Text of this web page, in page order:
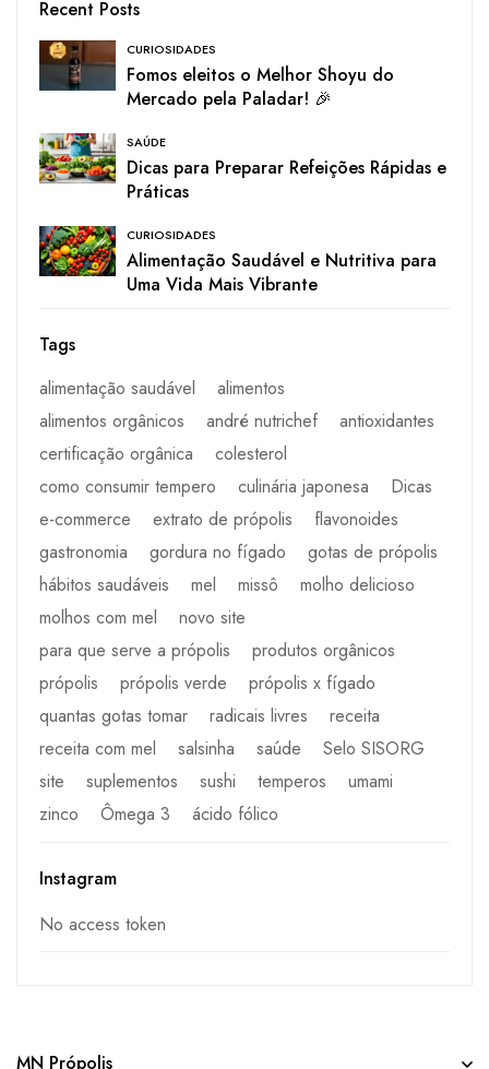
Recent Posts
CURIOSIDADES
Fomos eleitos o Melhor Shoyu do
Mercado pela Paladar! 🎉
SAÚDE
Dicas para Preparar Refeições Rápidas e
Práticas
CURIOSIDADES
Alimentação Saudável e Nutritiva para
Uma Vida Mais Vibrante
Tags
alimentação saudável
alimentos
alimentos orgânicos
andré nutrichef
antioxidantes
certificação orgânica
colesterol
como consumir tempero
culinária japonesa
Dicas
e-commerce
extrato de própolis
flavonoides
gastronomia
gordura no fígado
gotas de própolis
hábitos saudáveis
mel missô
molho delicioso
molhos com mel
novo site
para que serve a própolis
produtos orgânicos
própolis
própolis verde
própolis x fígado
quantas gotas tomar
radicais livres
receita
receita com mel
salsinha saúde
Selo SISORG
site
suplementos sushi temperos
umami
zinco
Ômega 3 ácido fólico
Instagram
No access token
MN Própolis